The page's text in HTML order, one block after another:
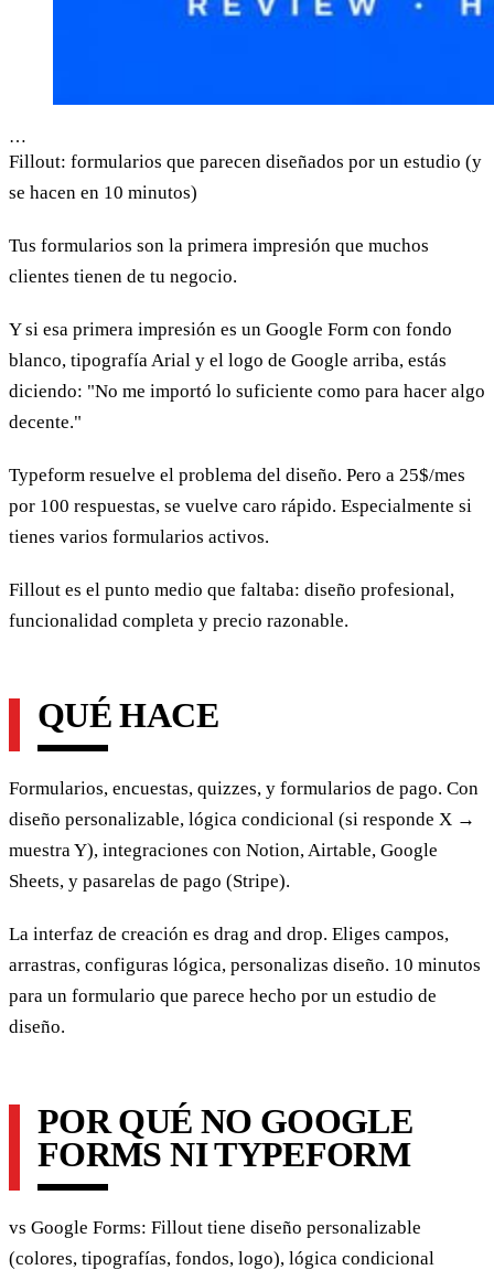
…
Fillout: formularios que parecen diseñados por un estudio (y
se hacen en 10 minutos)
Tus formularios son la primera impresión que muchos
clientes tienen de tu negocio.
Y si esa primera impresión es un Google Form con fondo
blanco, tipografía Arial y el logo de Google arriba, estás
diciendo: "No me importó lo suficiente como para hacer algo
decente."
Typeform resuelve el problema del diseño. Pero a 25$/mes
por 100 respuestas, se vuelve caro rápido. Especialmente si
tienes varios formularios activos.
Fillout es el punto medio que faltaba: diseño profesional,
funcionalidad completa y precio razonable.
QUÉ HACE
Formularios, encuestas, quizzes, y formularios de pago. Con
diseño personalizable, lógica condicional (si responde X →
muestra Y), integraciones con Notion, Airtable, Google
Sheets, y pasarelas de pago (Stripe).
La interfaz de creación es drag and drop. Eliges campos,
arrastras, configuras lógica, personalizas diseño. 10 minutos
para un formulario que parece hecho por un estudio de
diseño.
POR QUÉ NO GOOGLE
FORMS NI TYPEFORM
vs Google Forms: Fillout tiene diseño personalizable
(colores, tipografías, fondos, logo), lógica condicional